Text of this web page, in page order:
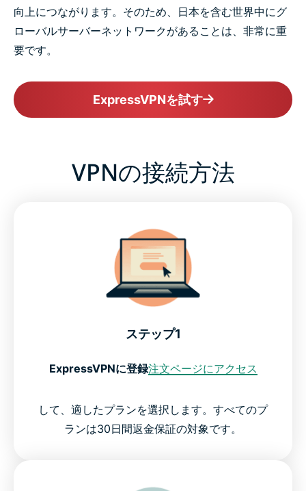
向上につながります。そのため、日本を含む世界中にグ
ローバルサーバーネットワークがあることは、非常に重
要です。
ExpressVPNを試す
VPNの接続方法
ステップ1
ExpressVPNに登録注文ページにアクセス
して、適したプランを選択します。すべてのプ
ランは30日間返金保証の対象です。